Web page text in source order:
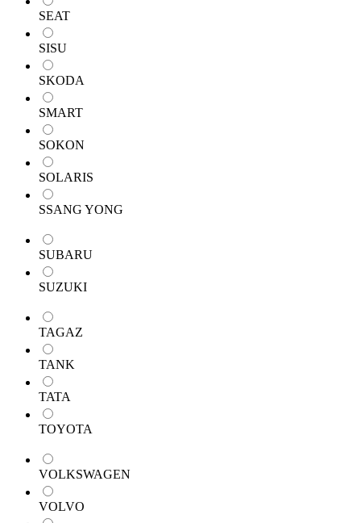
SEAT
SISU
SKODA
SMART
SOKON
SOLARIS
SSANG YONG
SUBARU
SUZUKI
TAGAZ
TANK
TATA
TOYOTA
VOLKSWAGEN
VOLVO